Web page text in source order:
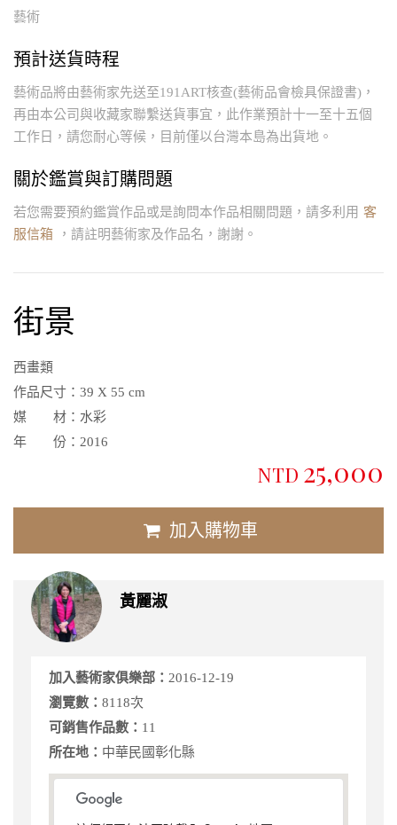
藝術
預計送貨時程
藝術品將由藝術家先送至191ART核查(藝術品會檢具保證書)，
再由本公司與收藏家聯繫送貨事宜，此作業預計十一至十五個
工作日，請您耐心等候，目前僅以台灣本島為出貨地。
關於鑑賞與訂購問題
若您需要預約鑑賞作品或是詢問本作品相關問題，請多利用 客
服信箱
，請註明藝術家及作品名，謝謝。
街景
西畫類
作品尺寸： 39 X 55 cm
媒 材： 水彩
年 份： 2016
NTD 25,000
加入購物車
黃麗淑
加入藝術家俱樂部： 2016-12-19
瀏覽數： 8118次
可銷售作品數： 11
所在地： 中華民國彰化縣